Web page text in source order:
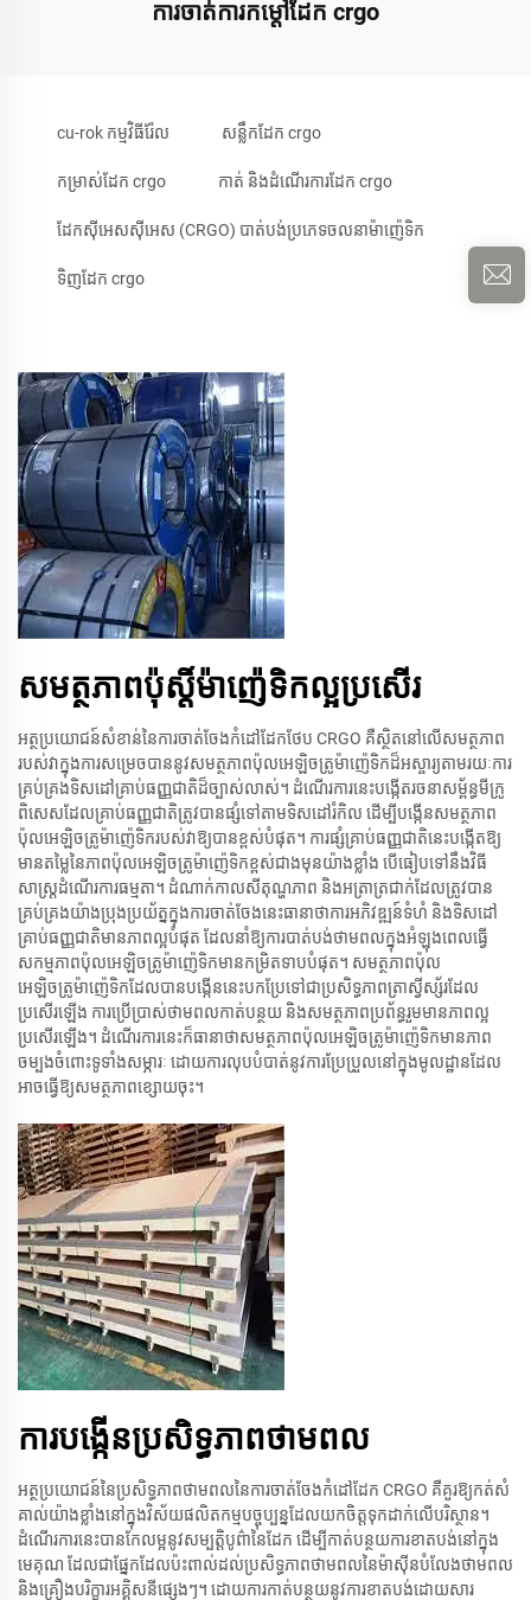
ការចាត់ការកម្តៅដែក crgo
cu-rok កម្មវិធីរ៉ែល សន្លឹកដែក crgo
កម្រាស់ដែក crgo កាត់ និងដំណើរការដែក crgo
ដែកស៊ីអេសស៊ីអេស (CRGO) បាត់បង់ប្រភេទចលនាម៉ាញ៉េទិក
ទិញដែក crgo
សមត្ថភាពប៉ុស្តិ៍ម៉ាញ៉េទិកល្អប្រសើរ
អត្ថប្រយោជន៍សំខាន់នៃការចាត់ចែងកំដៅដែកថែប CRGO គឺស្ថិតនៅលើសមត្ថភាព
របស់វាក្នុងការសម្រេចបាននូវសមត្ថភាពប៉ុល​អេឡិចត្រូម៉ាញ៉េទិកដ៏អស្ចារ្យតាមរយៈការ
គ្រប់គ្រង​ទិសដៅ​គ្រាប់ធញ្ញជាតិដ៏ច្បាស់លាស់។ ដំណើរការនេះបង្កើតរចនាសម្ព័ន្ធមីក្រូ
ពិសេសដែលគ្រាប់​ធញ្ញជាតិ​ត្រូវបាន​ផ្សំទៅ​តាម​ទិសដៅរំកិល ដើម្បីបង្កើនសមត្ថភាព
ប៉ុលអេឡិចត្រូម៉ាញ៉េទិករបស់វាឱ្យបានខ្ពស់បំផុត។ ការផ្សំគ្រាប់ធញ្ញជាតិនេះបង្កើតឱ្យ
មានតម្លៃនៃភាពប៉ុលអេឡិចត្រូម៉ាញ៉េទិកខ្ពស់​ជាង​មុន​យ៉ាងខ្លាំង បើធៀបទៅនឹងវិធី
សាស្ត្រដំណើរការធម្មតា។ ដំណាក់កាលសីតុណ្ហភាព និង​អត្រា​ត្រជាក់​ដែល​ត្រូវបាន
គ្រប់គ្រងយ៉ាងប្រុងប្រយ័ត្នក្នុងការចាត់ចែងនេះធានាថា​ការ​អភិវឌ្ឍន៍ទំហំ និងទិសដៅ
គ្រាប់ធញ្ញជាតិមានភាព​ល្អ​បំផុត ដែលនាំ​ឱ្យ​ការ​បាត់បង់ថាមពលក្នុង​អំឡុង​ពេល​ធ្វើ​
សកម្មភាព​ប៉ុលអេឡិចត្រូម៉ាញ៉េទិកមានកម្រិតទាបបំផុត។ សមត្ថភាពប៉ុល
អេឡិចត្រូម៉ាញ៉េទិកដែលបាន​បង្កើន​នេះបក​ប្រែ​ទៅជា​ប្រសិទ្ធភាព​ត្រាស្វីស្ស័រដែល
ប្រសើរឡើង ការ​ប្រើ​ប្រាស់​ថាមពលកាត់បន្ថយ និង​សមត្ថភាព​ប្រព័ន្ធរួមមានភាព​ល្អ​
ប្រសើរ​ឡើង។ ដំណើរការនេះក៏ធានាថា​សមត្ថភាពប៉ុលអេឡិចត្រូម៉ាញ៉េទិកមានភាព​
ចម្បងចំពោះ​ទូទាំង​សម្ភារៈ ដោយការលុបបំបាត់នូវ​ការ​ប្រែប្រួល​នៅ​ក្នុង​មូលដ្ឋាន​ដែល
អាចធ្វើឱ្យសមត្ថភាព​ខ្សោយ​ចុះ។
ការបង្កើនប្រសិទ្ធភាពថាមពល
អត្ថប្រយោជន៍នៃប្រសិទ្ធភាពថាមពលនៃការចាត់ចែងកំដៅដែក CRGO គឺគួរឱ្យកត់សំ
គាល់យ៉ាងខ្លាំងនៅក្នុងវិស័យផលិតកម្មបច្ចុប្បន្នដែលយកចិត្តទុកដាក់លើបរិស្ថាន។
ដំណើរការនេះបានកែលម្អនូវសម្បត្តិបូព៌ានៃដែក ដើម្បីកាត់បន្ថយការខាតបង់នៅក្នុង
មេគុណ ដែលជាផ្នែកដែលប៉ះពាល់ដល់ប្រសិទ្ធភាពថាមពលនៃម៉ាស៊ីនបំលែងថាមពល
និងគ្រឿងបរិក្ខារអគ្គិសនីផ្សេងៗ។ ដោយការកាត់បន្ថយនូវការខាតបង់ដោយសារ